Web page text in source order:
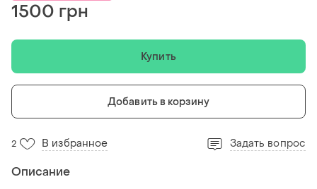
1500 грн
Купить
Добавить в корзину
2 В избранное Задать вопрос
Описание